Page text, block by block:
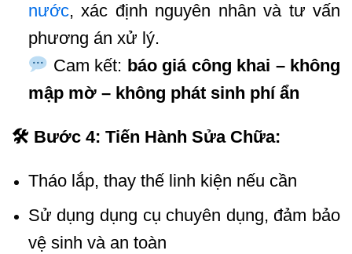
nước, xác định nguyên nhân và tư vấn
phương án xử lý.
Cam kết: báo giá công khai – không
mập mờ – không phát sinh phí ẩn
🛠 Bước 4: Tiến Hành Sửa Chữa:
Tháo lắp, thay thế linh kiện nếu cần
Sử dụng dụng cụ chuyên dụng, đảm bảo
vệ sinh và an toàn